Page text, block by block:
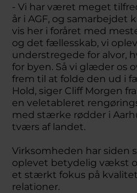
- Vi har været meget
år i AGF, og
vis her i foråret med
og det fællesskab, vi
understregede for alvor,
for byen. Så vi glæder os
frem til at folde den ud i
Hold, siger Cliff Morgen
en veletableret
med stærke rødder i
tværs af landet.
Virksomheden har siden
oplevet betydelig vækst
et stærkt fokus på
relationer.